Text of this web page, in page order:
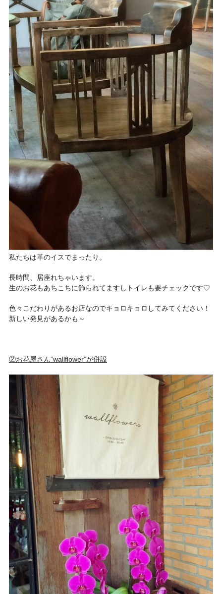
私たちは革のイスでまったり。
長時間、居座れちゃいます。
生のお花もあちこちに飾られてますしトイレも要チェックです♡
色々こだわりがあるお店なのでキョロキョロしてみてください！
新しい発見があるかも～
②お花屋さん”wallflower”が併設